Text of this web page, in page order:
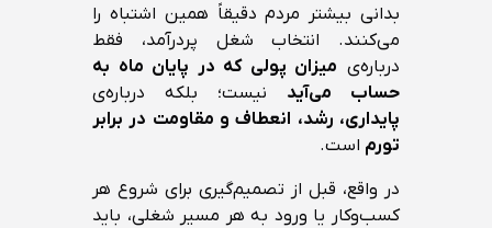
بدانی بیشتر مردم دقیقاً همین اشتباه را
می‌کنند. انتخاب شغل پردرآمد، فقط
درباره‌ی میزان پولی که در پایان ماه به
حساب می‌آید نیست؛ بلکه درباره‌ی
پایداری، رشد، انعطاف و مقاومت در برابر
تورم است.
در واقع، قبل از تصمیم‌گیری برای شروع هر
کسب‌وکار یا ورود به هر مسیر شغلی، باید